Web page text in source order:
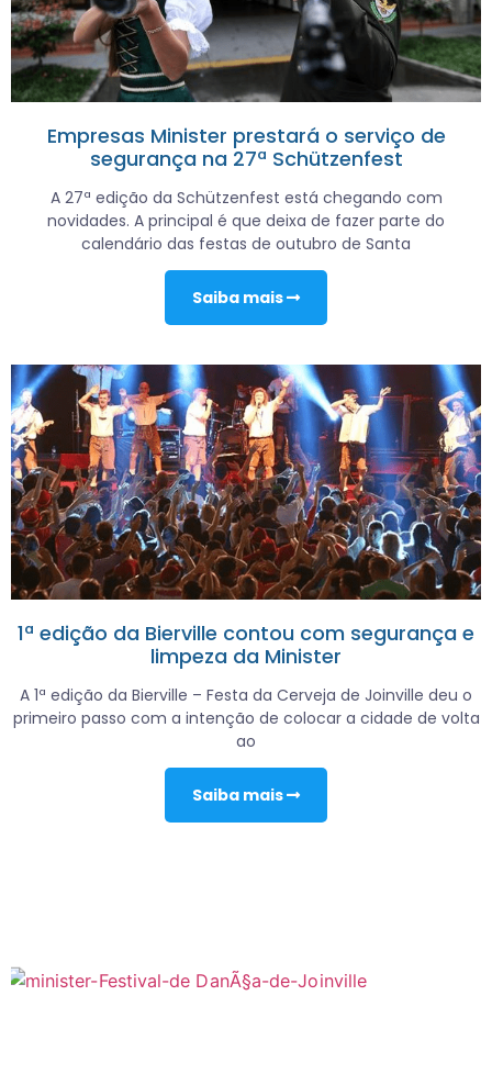
Empresas Minister prestará o serviço de
segurança na 27ª Schützenfest
A 27ª edição da Schützenfest está chegando com
novidades. A principal é que deixa de fazer parte do
calendário das festas de outubro de Santa
Saiba mais
1ª edição da Bierville contou com segurança e
limpeza da Minister
A 1ª edição da Bierville – Festa da Cerveja de Joinville deu o
primeiro passo com a intenção de colocar a cidade de volta
ao
Saiba mais